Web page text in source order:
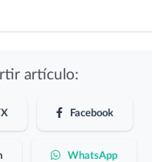
artículo:
Facebook
WhatsApp